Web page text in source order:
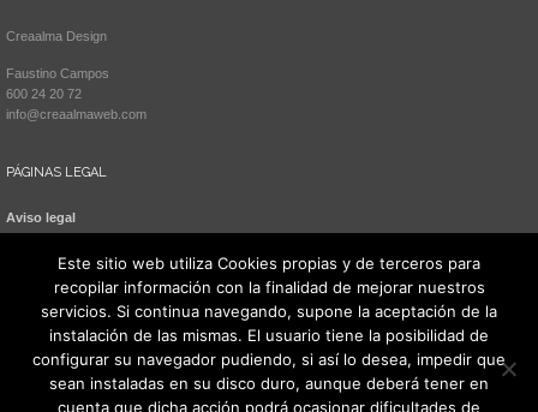
Creaalma Design
Faustino Campos
600 24 20 72
info@creaalmaweb.com
PÁGINAS LEGAL
Aviso legal
Política de cookies
Este sitio web utiliza Cookies propias y de terceros para
recopilar información con la finalidad de mejorar nuestros
servicios. Si continua navegando, supone la aceptación de la
instalación de las mismas. El usuario tiene la posibilidad de
configurar su navegador pudiendo, si así lo desea, impedir que
sean instaladas en su disco duro, aunque deberá tener en
cuenta que dicha acción podrá ocasionar dificultades de